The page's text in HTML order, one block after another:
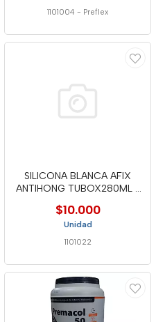
1101004 - Preflex
SILICONA BLANCA AFIX
ANTIHONG TUBOX280ML -
$10.000
Unidad
1101022